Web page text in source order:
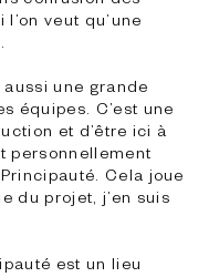
veut qu’une
une grande
équipes. C’est une
et d’être ici à
personnellement
Cela joue
du projet, j’en suis
est un lieu